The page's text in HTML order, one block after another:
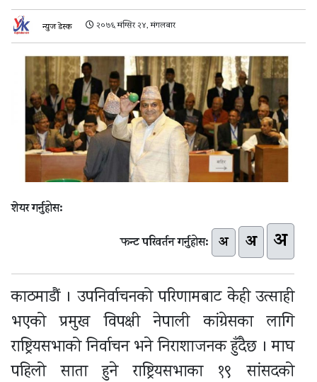
न्युज डेस्क २०७६ मंग्सिर २४, मंगलबार
शेयर गर्नुहोस:
फन्ट परिवर्तन गर्नुहोस: अ अ अ
काठमाडौं । उपनिर्वाचनको परिणामबाट केही उत्साही
भएको प्रमुख विपक्षी नेपाली कांग्रेसका लागि
राष्ट्रियसभाको निर्वाचन भने निराशाजनक हुँदैछ । माघ
पहिलो साता हुने राष्ट्रियसभाका १९ सांसदको